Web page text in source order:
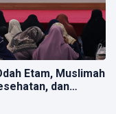
Etam, Muslimah
dan